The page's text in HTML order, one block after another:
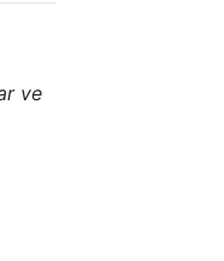
ve